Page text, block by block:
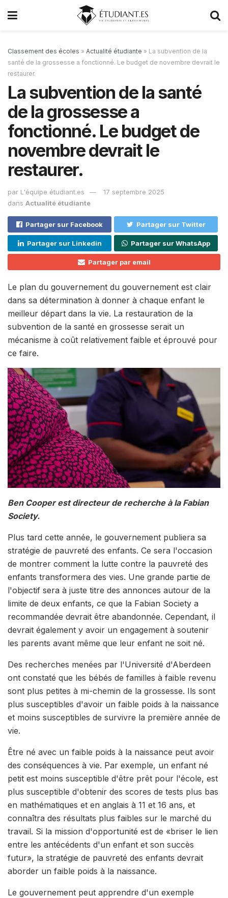
Classement des écoles » Actualité étudiante » La subvention de la
santé de la grossesse a fonctionné. Le budget de novembre devrait le
restaurer.
La subvention de la santé
de la grossesse a
fonctionné. Le budget de
novembre devrait le
restaurer.
par L'équipe étudiant.es
17 septembre 2025
dans Actualité étudiante
Partager sur Facebook Partager sur Twitter
Partager sur Linkedin Partager sur WhatsApp
Partager par email
Le plan du gouvernement du gouvernement est clair
dans sa détermination à donner à chaque enfant le
meilleur départ dans la vie. La restauration de la
subvention de la santé en grossesse serait un
mécanisme à coût relativement faible et éprouvé pour
ce faire.
Ben Cooper est directeur de recherche à la Fabian
Society.
Plus tard cette année, le gouvernement publiera sa
stratégie de pauvreté des enfants. Ce sera l'occasion
de montrer comment la lutte contre la pauvreté des
enfants transformera des vies. Une grande partie de
l'objectif sera à juste titre des annonces autour de la
limite de deux enfants, ce que la Fabian Society a
recommandée devrait être abandonnée. Cependant, il
devrait également y avoir un engagement à soutenir
les parents avant même que leur enfant ne soit né.
Des recherches menées par l'Université d'Aberdeen
ont constaté que les bébés de familles à faible revenu
sont plus petites à mi-chemin de la grossesse. Ils sont
plus susceptibles d'avoir un faible poids à la naissance
et moins susceptibles de survivre la première année de
vie.
Être né avec un faible poids à la naissance peut avoir
des conséquences à vie. Par exemple, un enfant né
petit est moins susceptible d'être prêt pour l'école, est
plus susceptible d'obtenir des scores de tests plus bas
en mathématiques et en anglais à 11 et 16 ans, et
connaîtra des résultats plus faibles sur le marché du
travail. Si la mission d'opportunité est de «briser le lien
entre les antécédents d'un enfant et son succès
futur», la stratégie de pauvreté des enfants devrait
aborder un faible poids à la naissance.
Le gouvernement peut apprendre d'un exemple